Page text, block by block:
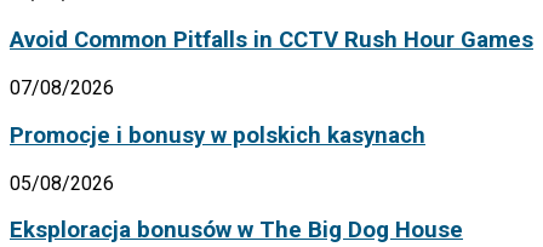
Avoid Common Pitfalls in CCTV Rush Hour Games
07/08/2026
Promocje i bonusy w polskich kasynach
05/08/2026
Eksploracja bonusów w The Big Dog House